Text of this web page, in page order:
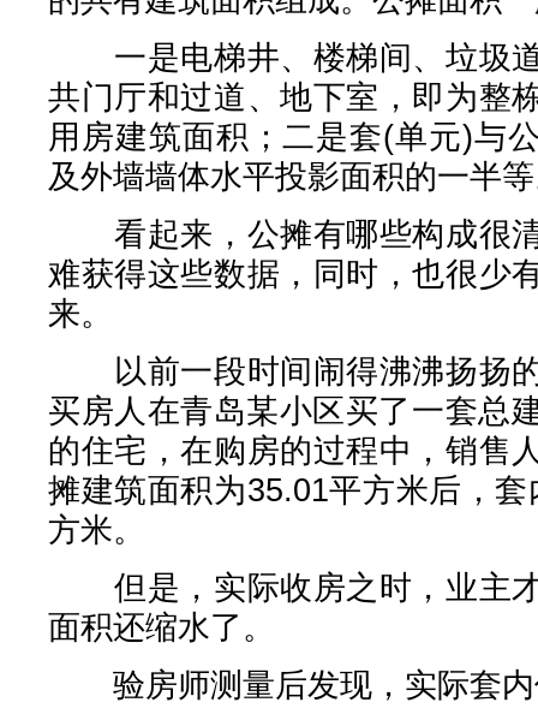
一是电梯井、楼梯间、垃圾
共门厅和过道、地下室，即为整
用房建筑面积；二是套(单元)与
及外墙墙体水平投影面积的一半
看起来，公摊有哪些构成很
难获得这些数据，同时，也很少
来。
以前一段时间闹得沸沸扬扬
买房人在青岛某小区买了一套总
的住宅，在购房的过程中，销售
摊建筑面积为35.01平方米后，
方米。
但是，实际收房之时，业主
面积还缩水了。
验房师测量后发现，实际套内